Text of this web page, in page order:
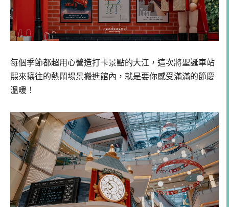
每個季節都超用心營造打卡景點的大江，這次將聖誕車站
熙來攘往的熱鬧場景搬進館內，就是要你感受滿滿的節慶
溫暖！